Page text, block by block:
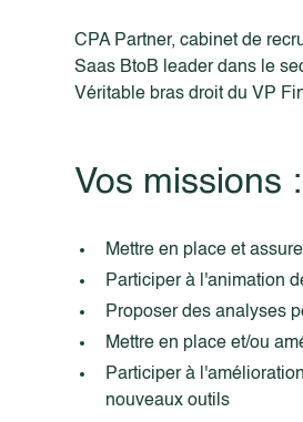
CPA Partner, cabinet de
Saas BtoB leader dans le
Véritable bras droit du VP
Vos missions :
Mettre en place et
Participer à l'animation
Proposer des analyses
Mettre en place et/ou
Participer à
nouveaux outils